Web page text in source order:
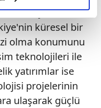
ve bu noktada,
noktasında tek gelir
isteriz.
izin vermedikleri
için İnternet
tutarıyla
küresel bir
olma konumunu
teknolojileri ile
yatırımlar ise
projelerinin
ulaşarak güçlü